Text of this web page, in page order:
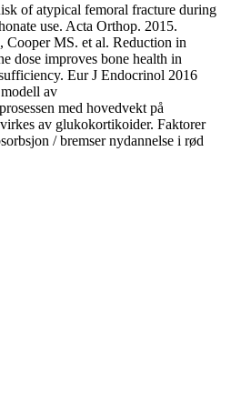
of atypical femoral fracture during
use. Acta Orthop. 2015.
Cooper MS. et al. Reduction in
dose improves bone health in
Eur J Endocrinol 2016
av
med hovedvekt på
av glukokortikoider. Faktorer
/ bremser nydannelse i rød